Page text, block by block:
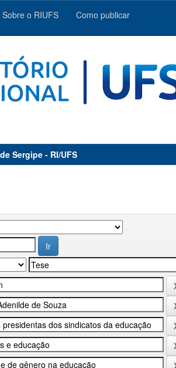
Sobre o RIUFS Como publicar
Sergipe - RI/UFS